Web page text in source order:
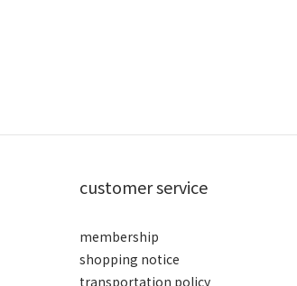
customer service
membership
shopping notice
transportation policy